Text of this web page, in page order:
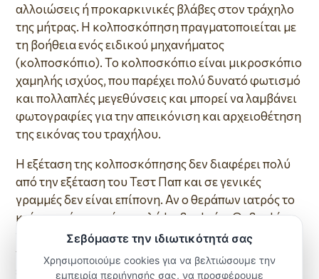
αλλοιώσεις ή προκαρκινικές βλάβες στον τράχηλο
της μήτρας. Η κολποσκόπηση πραγματοποιείται με
τη βοήθεια ενός ειδικού μηχανήματος
(κολποσκόπιο). Το κολποσκόπιο είναι μικροσκόπιο
χαμηλής ισχύος, που παρέχει πολύ δυνατό φωτισμό
και πολλαπλές μεγεθύνσεις και μπορεί να λαμβάνει
φωτογραφίες για την απεικόνιση και αρχειοθέτηση
της εικόνας του τραχήλου.
Η εξέταση της κολποσκόπησης δεν διαφέρει πολύ
από την εξέταση του Τεστ Παπ και σε γενικές
γραμμές δεν είναι επίπονη. Αν ο θεράπων ιατρός το
κρίνει σκόπιμο, γίνεται λήψη βιοψιών. Οι βιοψίες
γίνονται με ειδικές λαβίδες και δεν πονάνε. Το
τμήμα του ιστού που λαμβάνεται, αποστέλλεται στο
εργαστήριο για ιστολογική εξέταση.